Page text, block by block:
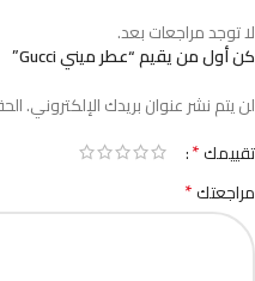
لا توجد مراجعات بعد.
كن أول من يقيم “عطر ميني Gucci”
لن يتم نشر عنوان بريدك الإلكتروني.
تقييمك*
مراجعتك*